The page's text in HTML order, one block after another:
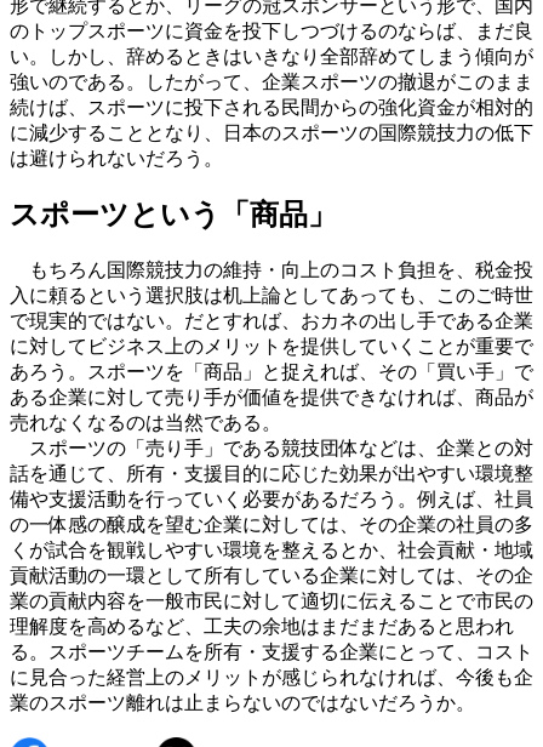
形で継続するとか、リーグの冠スポンサーという形で、国内
のトップスポーツに資金を投下しつづけるのならば、まだ良
い。しかし、辞めるときはいきなり全部辞めてしまう傾向が
強いのである。したがって、企業スポーツの撤退がこのまま
続けば、スポーツに投下される民間からの強化資金が相対的
に減少することとなり、日本のスポーツの国際競技力の低下
は避けられないだろう。
スポーツという「商品」
もちろん国際競技力の維持・向上のコスト負担を、税金投
入に頼るという選択肢は机上論としてあっても、このご時世
で現実的ではない。だとすれば、おカネの出し手である企業
に対してビジネス上のメリットを提供していくことが重要で
あろう。スポーツを「商品」と捉えれば、その「買い手」で
ある企業に対して売り手が価値を提供できなければ、商品が
売れなくなるのは当然である。
スポーツの「売り手」である競技団体などは、企業との対
話を通じて、所有・支援目的に応じた効果が出やすい環境整
備や支援活動を行っていく必要があるだろう。例えば、社員
の一体感の醸成を望む企業に対しては、その企業の社員の多
くが試合を観戦しやすい環境を整えるとか、社会貢献・地域
貢献活動の一環として所有している企業に対しては、その企
業の貢献内容を一般市民に対して適切に伝えることで市民の
理解度を高めるなど、工夫の余地はまだまだあると思われ
る。スポーツチームを所有・支援する企業にとって、コスト
に見合った経営上のメリットが感じられなければ、今後も企
業のスポーツ離れは止まらないのではないだろうか。